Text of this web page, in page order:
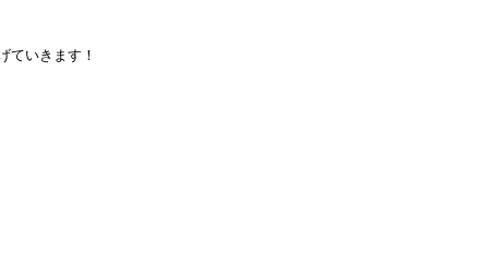
ていきます！